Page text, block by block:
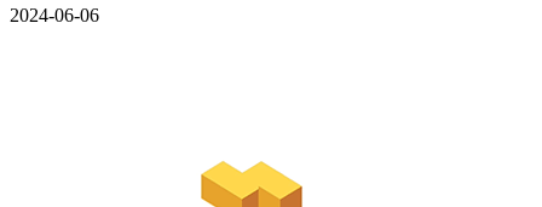
2024-06-06